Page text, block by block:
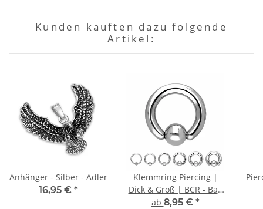
Kunden kauften dazu folgende
Artikel:
Anhänger - Silber - Adler
16,95 € *
Klemmring Piercing |
Dick & Groß | BCR - Ball
Closure Ring
ab 8,95 € *